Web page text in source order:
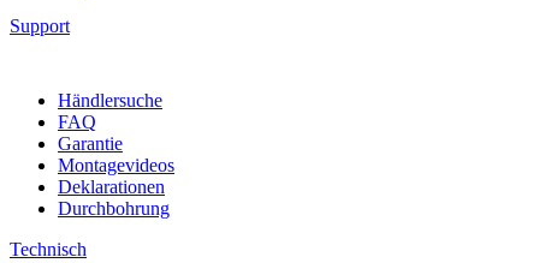
Support
Händlersuche
FAQ
Garantie
Montagevideos
Deklarationen
Durchbohrung
Technisch